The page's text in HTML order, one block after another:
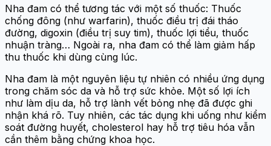
Nha đam có thể tương tác với một số thuốc: Thuốc
chống đông (như warfarin), thuốc điều trị đái tháo
đường, digoxin (điều trị suy tim), thuốc lợi tiểu, thuốc
nhuận tràng… Ngoài ra, nha đam có thể làm giảm hấp
thu thuốc khi dùng cùng lúc.
Nha đam là một nguyên liệu tự nhiên có nhiều ứng dụng
trong chăm sóc da và hỗ trợ sức khỏe. Một số lợi ích
như làm dịu da, hỗ trợ lành vết bỏng nhẹ đã được ghi
nhận khá rõ. Tuy nhiên, các tác dụng khi uống như kiểm
soát đường huyết, cholesterol hay hỗ trợ tiêu hóa vẫn
cần thêm bằng chứng khoa học.